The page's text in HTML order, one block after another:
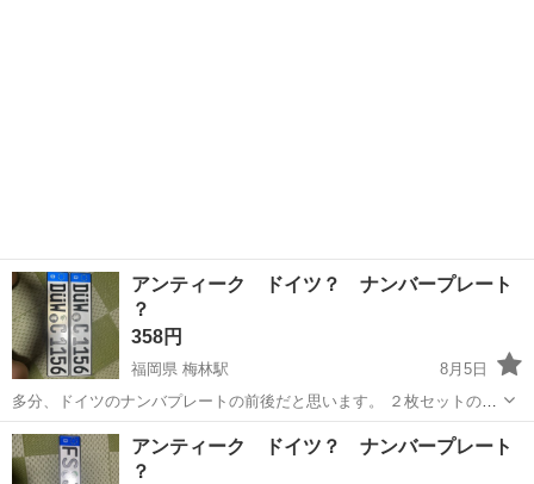
アンティーク ドイツ？ ナンバープレート
？
358円
福岡県 梅林駅
8月5日
多分、ドイツのナンバプレートの前後だと思います。 ２枚セットの料
金です。 知人の代理出品のため、購入時期や購入場所は不明となりま
す。 実際に物を見て頂いて、購入するかを決めて頂いても構いませ
ん。 当方の近くのコンビニ...
福岡 福岡市 その他 ドイツ
アンティーク ドイツ？ ナンバープレート
？